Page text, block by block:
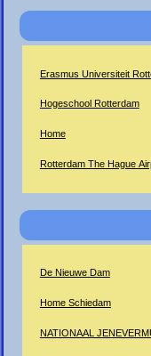
Erasmus Universiteit
Hogeschool Rotterdam
Home
Rotterdam The Hague
De Nieuwe Dam
Home Schiedam
NATIONAAL